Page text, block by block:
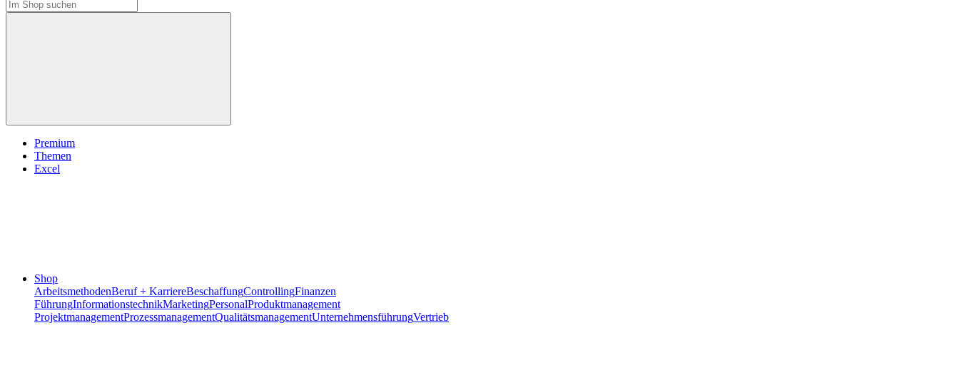
Premium
Themen
Excel
Shop
ArbeitsmethodenBeruf + KarriereBeschaffungControllingFinanzen
FührungInformationstechnikMarketingPersonalProduktmanagement
ProjektmanagementProzessmanagementQualitätsmanagementUnternehmensführungVertrieb